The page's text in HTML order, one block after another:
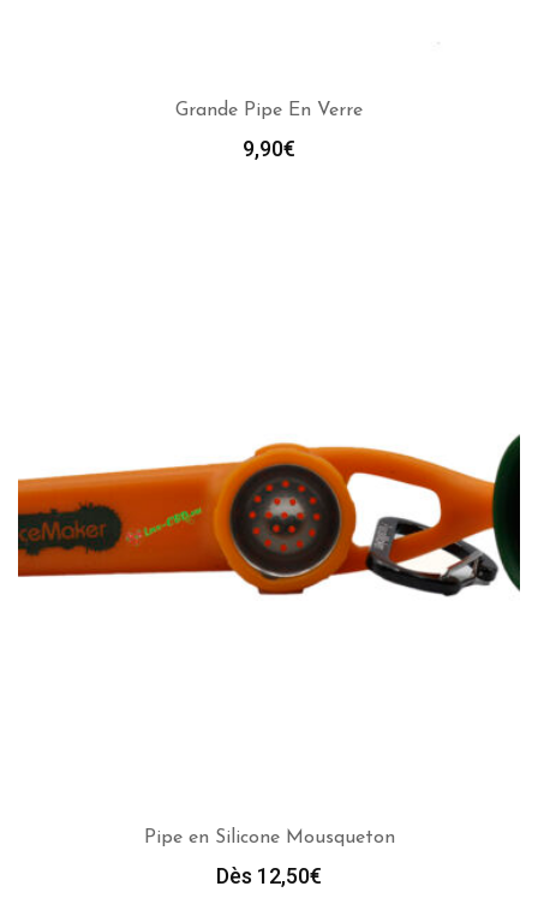
Grande Pipe En Verre
9,90€
Pipe en Silicone Mousqueton
Dès 12,50€